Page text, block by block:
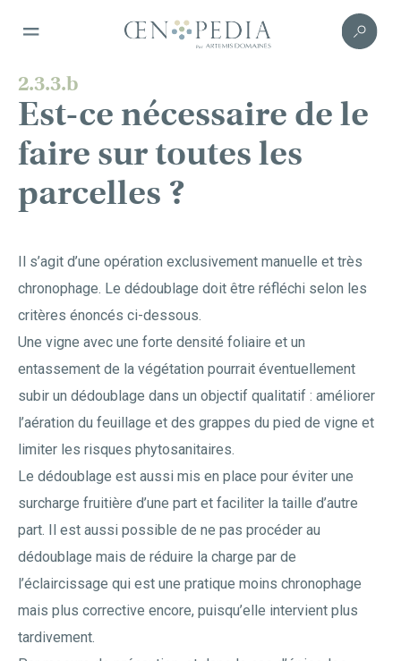
2.3.3.b
Est-ce nécessaire de le
faire sur toutes les
parcelles ?
Il s’agit d’une opération exclusivement manuelle et très
chronophage. Le dédoublage doit être réfléchi selon les
critères énoncés ci-dessous.
Une vigne avec une forte densité foliaire et un
entassement de la végétation pourrait éventuellement
subir un dédoublage dans un objectif qualitatif : améliorer
l’aération du feuillage et des grappes du pied de vigne et
limiter les risques phytosanitaires.
Le dédoublage est aussi mis en place pour éviter une
surcharge fruitière d’une part et faciliter la taille d’autre
part. Il est aussi possible de ne pas procéder au
dédoublage mais de réduire la charge par de
l’éclaircissage qui est une pratique moins chronophage
mais plus corrective encore, puisqu’elle intervient plus
tardivement.